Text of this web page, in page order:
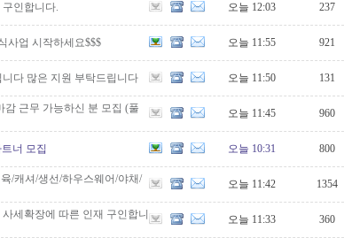
인합니다. 오늘 12:03 237
사업 시작하세요$$$ 오늘 11:55 921
다 많은 지원 부탁드립니다 오늘 11:50 131
근무 가능하신 분 모집 (풀
오늘 11:45 960
너 모집 오늘 10:31 800
/캐셔/생선/하우스웨어/야채/
오늘 11:42 1354
세확장에 따른 인재 구인합니
오늘 11:33 360